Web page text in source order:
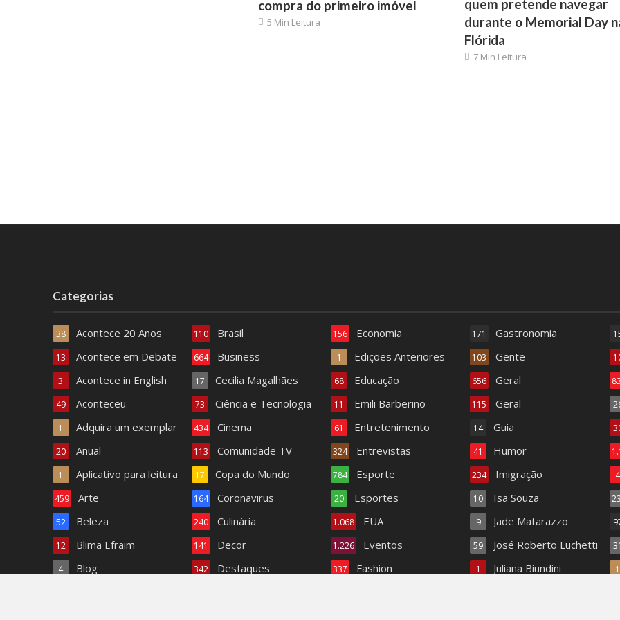
compra do primeiro imóvel
5 Min Leitura
quem pretende navegar
durante o Memorial Day
Flórida
7 Min Leitura
Categorias
Acontece 20 Anos
38
Acontece em Debate
13
Acontece in English
3
Aconteceu
49
Adquira um exemplar
1
Anual
20
Aplicativo para leitura
1
Arte
459
Beleza
52
Blima Efraim
12
Blog
4
Brasil
110
Business
664
Cecilia Magalhães
17
Ciência e Tecnologia
73
Cinema
434
Comunidade TV
113
Copa do Mundo
17
Coronavirus
164
Culinária
240
Decor
141
Destaques
342
Economia
156
Edições Anteriores
1
Educação
68
Emili Barberino
11
Entretenimento
61
Entrevistas
324
Esporte
784
Esportes
20
EUA
1.068
Eventos
1.226
Fashion
337
Gastronomia
171
Gente
103
Geral
656
Geral
115
Guia
14
Humor
41
Imigração
234
Isa Souza
10
Jade Matarazzo
9
José Roberto Luchetti
59
Juliana Biundini
1
4
1